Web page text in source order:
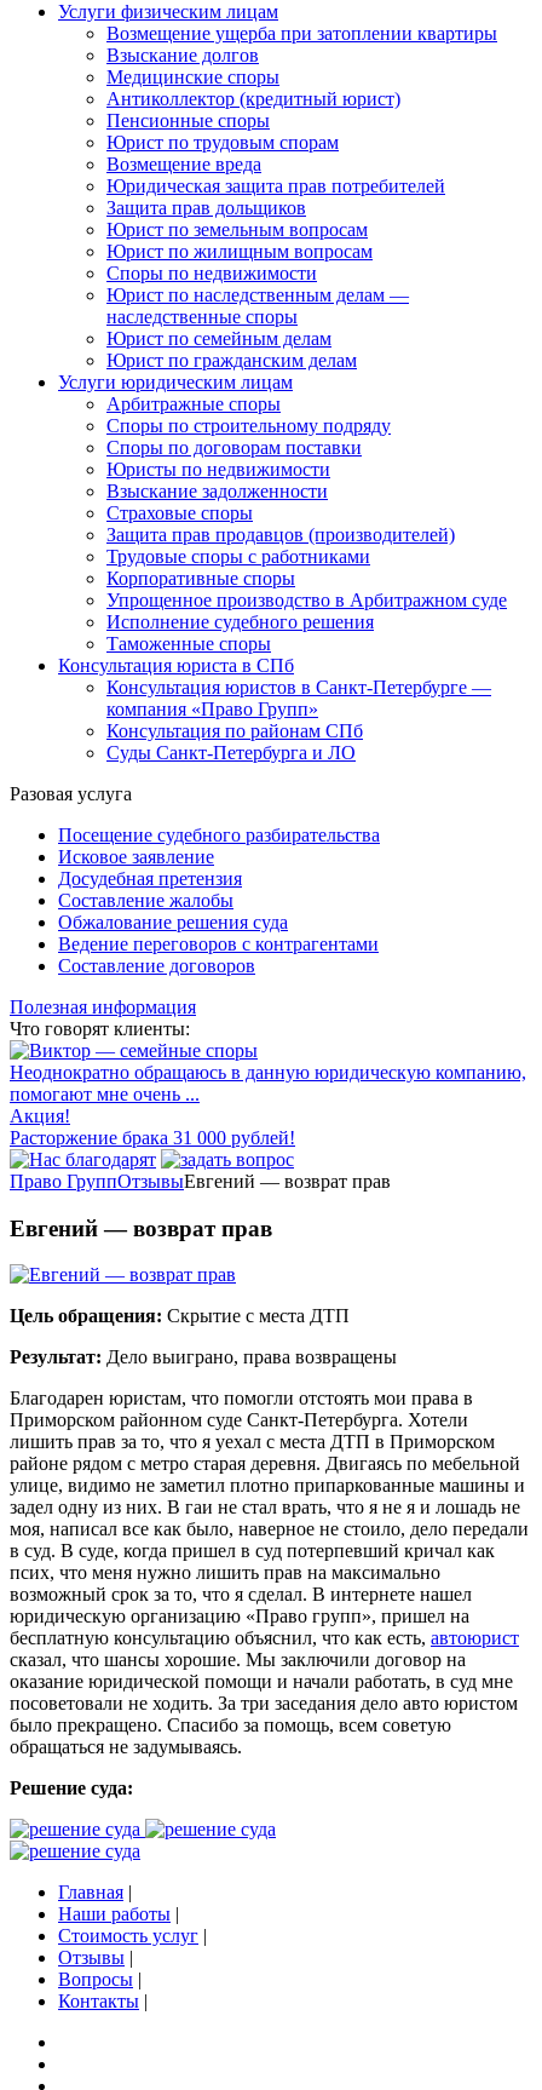
Услуги физическим лицам
Возмещение ущерба при затоплении квартиры
Взыскание долгов
Медицинские споры
Антиколлектор (кредитный юрист)
Пенсионные споры
Юрист по трудовым спорам
Возмещение вреда
Юридическая защита прав потребителей
Защита прав дольщиков
Юрист по земельным вопросам
Юрист по жилищным вопросам
Споры по недвижимости
Юрист по наследственным делам —
наследственные споры
Юрист по семейным делам
Юрист по гражданским делам
Услуги юридическим лицам
Арбитражные споры
Споры по строительному подряду
Споры по договорам поставки
Юристы по недвижимости
Взыскание задолженности
Страховые споры
Защита прав продавцов (производителей)
Трудовые споры с работниками
Корпоративные споры
Упрощенное производство в Арбитражном суде
Исполнение судебного решения
Таможенные споры
Консультация юриста в СПб
Консультация юристов в Санкт-Петербурге —
компания «Право Групп»
Консультация по районам СПб
Суды Санкт-Петербурга и ЛО
Разовая услуга
Посещение судебного разбирательства
Исковое заявление
Досудебная претензия
Составление жалобы
Обжалование решения суда
Ведение переговоров с контрагентами
Составление договоров
Полезная информация
Что говорят клиенты:
Неоднократно обращаюсь в данную юридическую компанию,
помогают мне очень ...
Акция!
Расторжение брака 31 000 рублей!
Право ГруппОтзывыЕвгений — возврат прав
Евгений — возврат прав
Цель обращения: Скрытие с места ДТП
Результат: Дело выиграно, права возвращены
Благодарен юристам, что помогли отстоять мои права в
Приморском районном суде Санкт-Петербурга. Хотели
лишить прав за то, что я уехал с места ДТП в Приморском
районе рядом с метро старая деревня. Двигаясь по мебельной
улице, видимо не заметил плотно припаркованные машины и
задел одну из них. В гаи не стал врать, что я не я и лошадь не
моя, написал все как было, наверное не стоило, дело передали
в суд. В суде, когда пришел в суд потерпевший кричал как
псих, что меня нужно лишить прав на максимально
возможный срок за то, что я сделал. В интернете нашел
юридическую организацию «Право групп», пришел на
бесплатную консультацию объяснил, что как есть, автоюрист
сказал, что шансы хорошие. Мы заключили договор на
оказание юридической помощи и начали работать, в суд мне
посоветовали не ходить. За три заседания дело авто юристом
было прекращено. Спасибо за помощь, всем советую
обращаться не задумываясь.
Решение суда:
Главная |
Наши работы |
Стоимость услуг |
Отзывы |
Вопросы |
Контакты |